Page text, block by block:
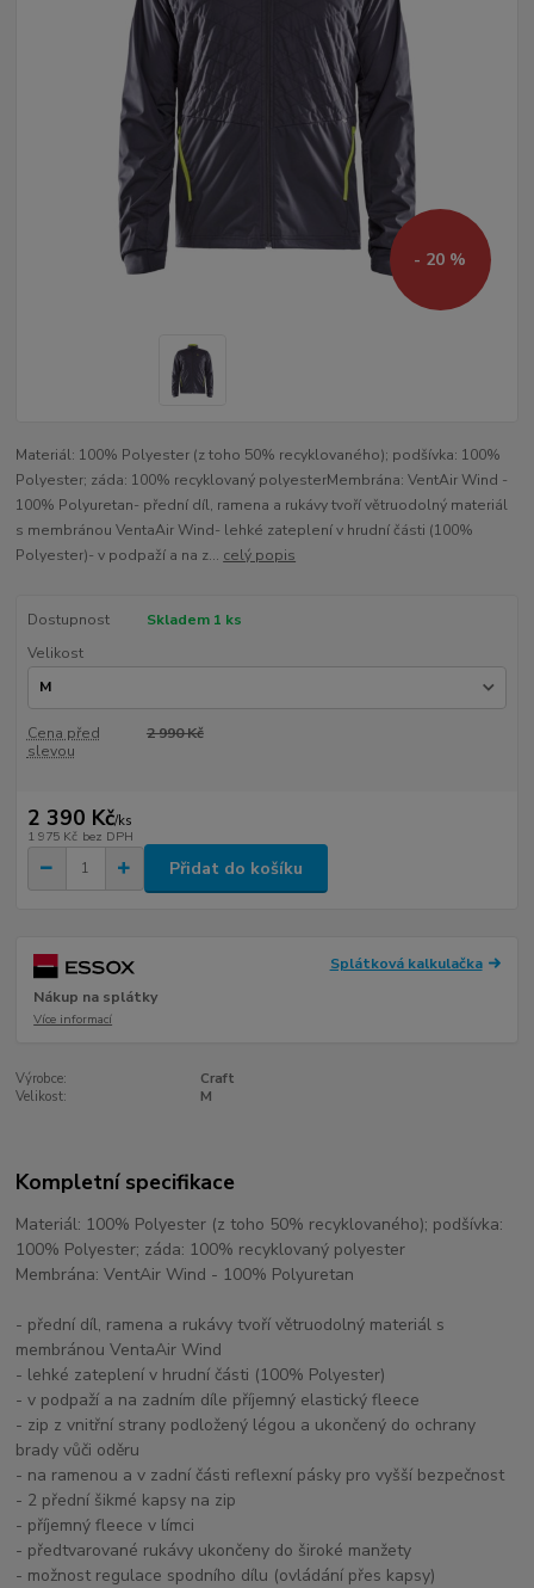
- 20 %
Materiál: 100% Polyester (z toho 50% recyklovaného); podšívka: 100%
Polyester; záda: 100% recyklovaný polyesterMembrána: VentAir Wind -
100% Polyuretan- přední díl, ramena a rukávy tvoří větruodolný materiál
s membránou VentaAir Wind- lehké zateplení v hrudní části (100%
Polyester)- v podpaží a na z... celý popis
Dostupnost
Skladem 1 ks
Velikost
Cena před
slevou
2 990 Kč
2 390 Kč/ks
1 975 Kč bez DPH
Přidat do košíku
Splátková kalkulačka
Nákup na splátky
Více informací
Výrobce:
Craft
Velikost:
M
Kompletní specifikace
Materiál: 100% Polyester (z toho 50% recyklovaného); podšívka:
100% Polyester; záda: 100% recyklovaný polyester
Membrána: VentAir Wind - 100% Polyuretan
- přední díl, ramena a rukávy tvoří větruodolný materiál s
membránou VentaAir Wind
- lehké zateplení v hrudní části (100% Polyester)
- v podpaží a na zadním díle příjemný elastický fleece
- zip z vnitřní strany podložený légou a ukončený do ochrany
brady vůči oděru
- na ramenou a v zadní části reflexní pásky pro vyšší bezpečnost
- 2 přední šikmé kapsy na zip
- příjemný fleece v límci
- předtvarované rukávy ukončeny do široké manžety
- možnost regulace spodního dílu (ovládání přes kapsy)